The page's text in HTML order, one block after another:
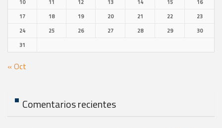
10
11 12 13 14 15
16
17
18 19 20 21 22
23
24
25 26 27 28 29
30
31
« Oct
Comentarios recientes